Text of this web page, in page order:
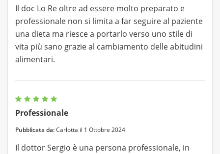
Il doc Lo Re oltre ad essere molto preparato e
professionale non si limita a far seguire al paziente
una dieta ma riesce a portarlo verso uno stile di
vita più sano grazie al cambiamento delle abitudini
alimentari.
Professionale
Pubblicata da:Carlotta il 1 Ottobre 2024
Il dottor Sergio è una persona professionale, in